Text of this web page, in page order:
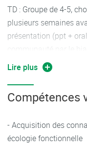
TD : Groupe de 4-5,
plusieurs semaines
présentation (ppt +
trophique ».
TP : Sortie sur les bords
illustrer à la fois le
et la régulation du
des différents
Lire plus
Compétences
- Acquisition des
écologie fonctionnelle